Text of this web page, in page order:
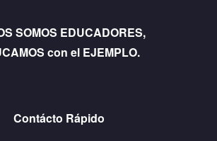
SOMOS EDUCADORES,
con el EJEMPLO.
Contácto Rápido